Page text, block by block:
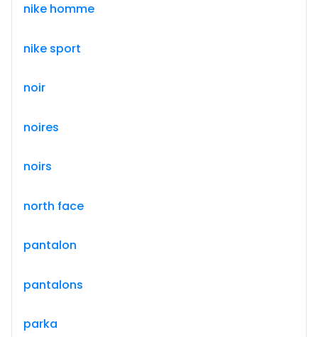
nike homme
nike sport
noir
noires
noirs
north face
pantalon
pantalons
parka